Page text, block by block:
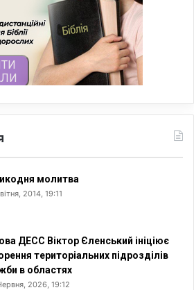
молитва
2014, 19:11
ДЕСС Віктор Єленський ініціює
територіальних підрозділів
в областях
2026, 19:12